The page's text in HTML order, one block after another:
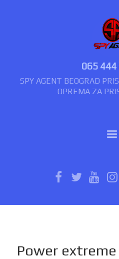
065 444
SPY AGENT BEOGRAD
OPREMA ZA
Power